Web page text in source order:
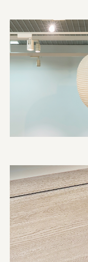
株式会社美らイチ
amirisu株式会社
SPACE COTAN株
クワトロ Quattro
株式会社オレンジ
野村不動産ビルデ
大堀相馬焼陶吉郎
株式会社ゼロワン
叶や豆冨 大椙食品
旭酒造株式会社